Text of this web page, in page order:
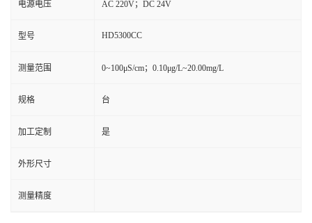
电源电压 AC 220V；DC 24V
型号 HD5300CC
测量范围 0~100μS/cm；0.10μg/L~20.00mg/L
规格 台
加工定制 是
外形尺寸
测量精度